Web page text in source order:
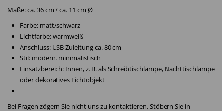
Maße: ca. 36 cm / ca. 11 cm Ø
Farbe: matt/schwarz
Lichtfarbe: warmweiß
Anschluss: USB Zuleitung ca. 80 cm
Stil: modern, minimalistisch
Einsatzbereich: Innen, z. B. als Schreibtischlampe, Nachttischlampe
oder dekoratives Lichtobjekt
Bei Fragen zögern Sie nicht uns zu kontaktieren. Stöbern Sie in